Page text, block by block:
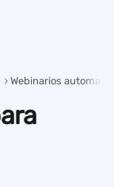
Webinarios